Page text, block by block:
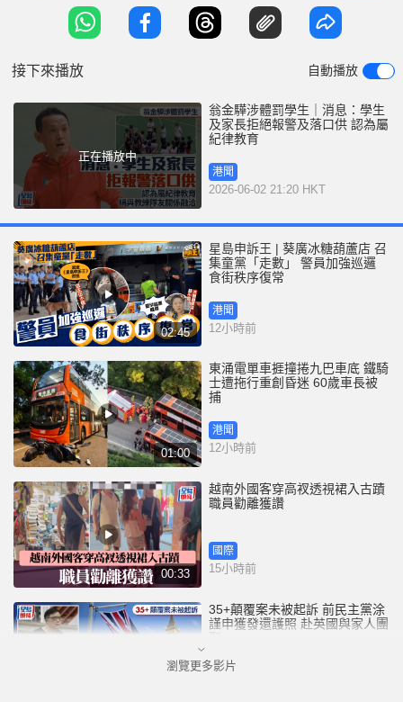
為事件屬紀律教育，拒絕報警及不會給予口供。 消
息指，涉事學生現於漢華中學就讀中四，仍為籃球隊
接下來播放 自動播放
正在播放中
翁金驊涉體罰學生｜消息：學生
及家長拒絕報警及落口供 認為屬
紀律教育
港聞
2026-06-02 21:20 HKT
02:45
星島申訴王 | 葵廣冰糖葫蘆店 召
集童黨「走數」 警員加強巡邏
食街秩序復常
港聞
12小時前
01:00
東涌電單車捱撞捲九巴車底 鐵騎
士遭拖行重創昏迷 60歲車長被
捕
港聞
12小時前
00:33
越南外國客穿高衩透視裙入古蹟
職員勸離獲讚
國際
15小時前
35+顛覆案未被起訴 前民主黨涂
謹申獲發還護照 赴英國與家人團
港聞
瀏覽更多影片